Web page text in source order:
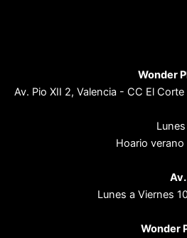
Wonder
Av. Pio XII 2, Valencia - CC El
Hoario
Lunes a Viernes
Wonder